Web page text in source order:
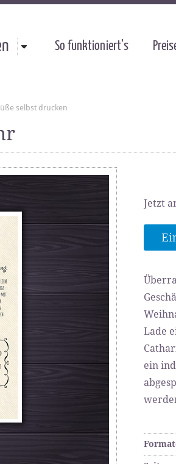
So funktioniert’s
selbst drucken
Jetzt
Lade
ein